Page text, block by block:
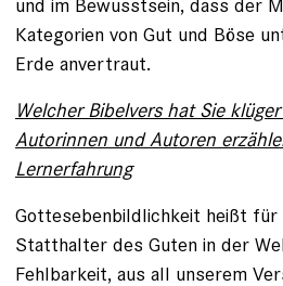
und im Bewusstsein, dass der
Kategorien von Gut und Böse
Erde anvertraut.
Welcher Bibelvers hat Sie
Autorinnen und Autoren
Lernerfahrung
Gottesebenbildlichkeit heißt für
Statthalter des Guten in der
Fehlbarkeit, aus all unserem